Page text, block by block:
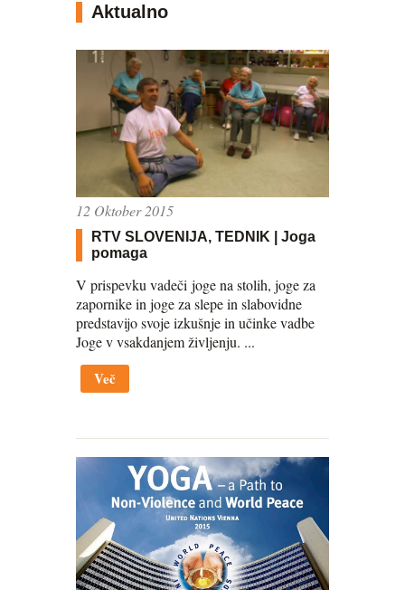
Aktualno
12 Oktober 2015
RTV SLOVENIJA, TEDNIK | Joga
pomaga
V prispevku vadeči joge na stolih, joge za
zapornike in joge za slepe in slabovidne
predstavijo svoje izkušnje in učinke vadbe
Joge v vsakdanjem življenju. ...
Več